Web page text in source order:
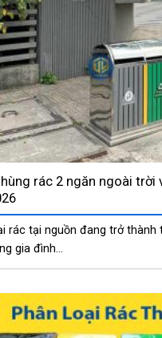
rác 2 ngăn ngoài trời
rác tại nguồn đang trở thành
gia đình...